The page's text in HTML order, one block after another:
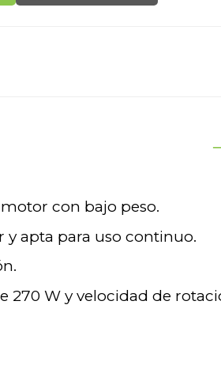
con bajo peso.
y apta para uso continuo.
270 W y velocidad de